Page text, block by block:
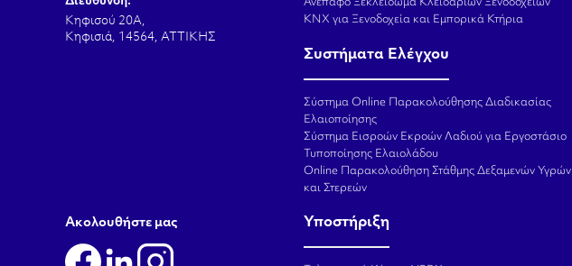
Ανέπαφο Ξεκλείδωμα Κλειδαριών Ξενοδοχείων
KNX για Ξενοδοχεία και Εμπορικά Κτήρια
Συστήματα Ελέγχου
Σύστημα Online Παρακολούθησης Διαδικασίας
Ελαιοποίησης
Σύστημα Εισροών Εκροών Λαδιού για Εργοστάσιο
Τυποποίησης Ελαιολάδου
Online Παρακολούθηση Στάθμης Δεξαμενών Υγρών
και Στερεών
Υποστήριξη
Κηφισού 20Α,
Κηφισιά, 14564, ΑΤΤΙΚΗΣ
Aκολουθήστε μας